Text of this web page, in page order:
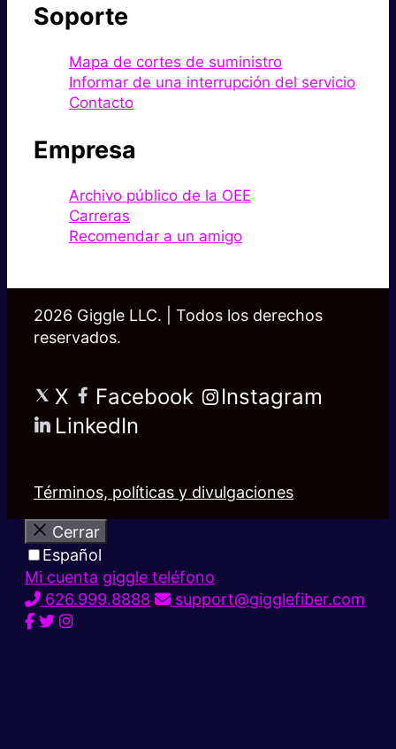
Soporte
Mapa de cortes de suministro
Informar de una interrupción del servicio
Contacto
Empresa
Archivo público de la OEE
Carreras
Recomendar a un amigo
2026 Giggle LLC. | Todos los derechos
reservados.
X Facebook
Instagram
LinkedIn
Términos, políticas y divulgaciones
Cerrar
Español
Mi cuenta giggle teléfono
626.999.8888
support@gigglefiber.com